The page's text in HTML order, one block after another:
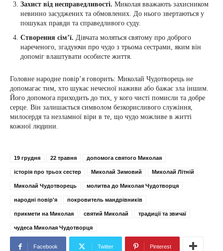
Захист від несправедливості. Миколая вважають захисником
невинно засуджених та обмовлених. До нього звертаються у
пошуках правди та справедливого суду.
Створення сім’ї. Дівчата моляться святому про доброго
нареченого, згадуючи про чудо з трьома сестрами, яким він
допоміг влаштувати особисте життя.
Головне народне повір’я говорить: Миколай Чудотворець не
допомагає тим, хто шукає нечесної наживи або бажає зла іншим.
Його допомога приходить до тих, у кого чисті помисли та добре
серце. Він залишається символом безкорисливого служіння,
милосердя та незламної віри в те, що чудо можливе в житті
кожної людини.
19 грудня 22 травня допомога святого Миколая
історія про трьох сестер Миколай Зимовий Миколай Літній
Миколай Чудотворець молитва до Миколая Чудотворця
народні повір'я покровитель мандрівників
прикмети на Миколая святий Миколай традиції та звичаї
чудеса Миколая Чудотворця
Facebook Twitter Pinterest